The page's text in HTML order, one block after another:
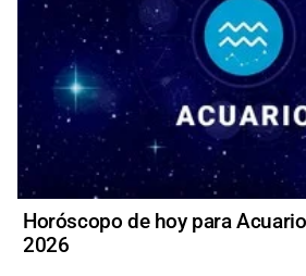
Horóscopo de hoy para
2026